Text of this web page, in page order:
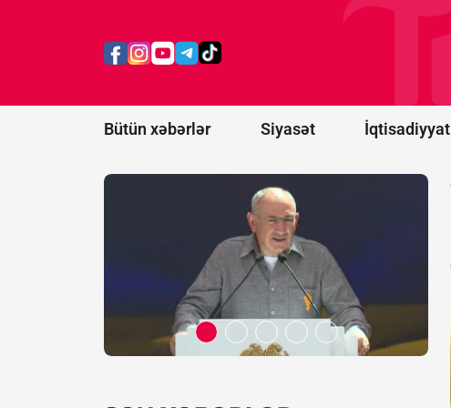
Bütün xəbərlər Siyasət İqtisadiyyat
Əliyevə
danışdı